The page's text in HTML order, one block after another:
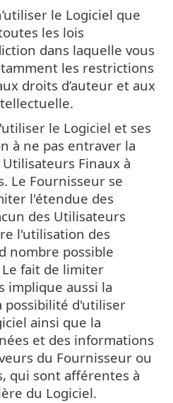
le Logiciel que
les lois
dans laquelle vous
les restrictions
droits d’auteur et aux
le Logiciel et ses
à ne pas entraver la
Finaux à
Le Fournisseur se
l'étendue des
des Utilisateurs
l'utilisation des
nombre possible
fait de limiter
implique aussi la
possibilité d'utiliser
ainsi que la
et des informations
du Fournisseur ou
qui sont afférentes à
du Logiciel.